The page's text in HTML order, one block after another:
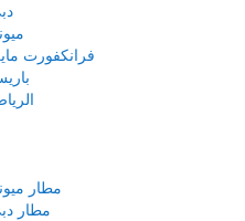
فرانكفورت
مطار
مطار